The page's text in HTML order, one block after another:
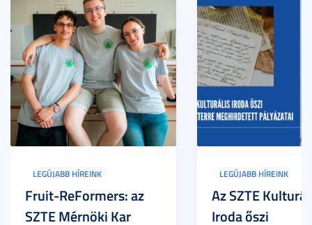
LEGÚJABB HÍREINK
Fruit-ReFormers: az
SZTE Mérnöki Kar
LEGÚJABB HÍREINK
Az SZTE
Iroda őszi